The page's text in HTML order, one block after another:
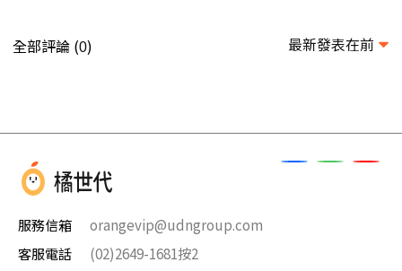
全部評論 (0) 最新發表在前
服務信箱
orangevip@udngroup.com
客服電話
(02)2649-1681按2